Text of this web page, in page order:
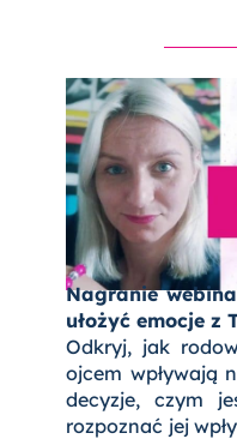
Nagranie
ułożyć emocje z
Odkryj, jak
ojcem wpływają
decyzje, czym
rozpoznać jej